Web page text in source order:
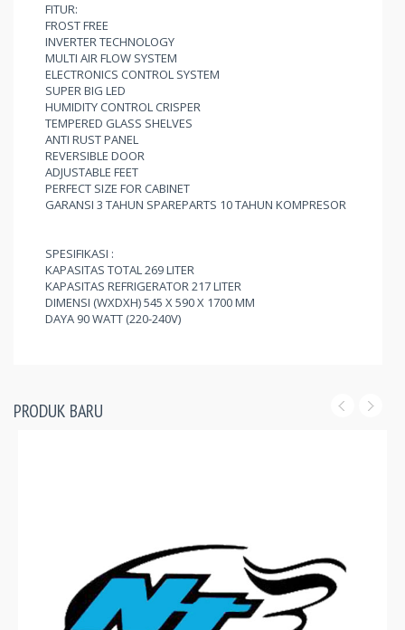
FITUR:
FROST FREE
INVERTER TECHNOLOGY
MULTI AIR FLOW SYSTEM
ELECTRONICS CONTROL SYSTEM
SUPER BIG LED
HUMIDITY CONTROL CRISPER
TEMPERED GLASS SHELVES
ANTI RUST PANEL
REVERSIBLE DOOR
ADJUSTABLE FEET
PERFECT SIZE FOR CABINET
GARANSI 3 TAHUN SPAREPARTS 10 TAHUN KOMPRESOR
SPESIFIKASI :
KAPASITAS TOTAL 269 LITER
KAPASITAS REFRIGERATOR 217 LITER
DIMENSI (WXDXH) 545 X 590 X 1700 MM
DAYA 90 WATT (220-240V)
PRODUK BARU